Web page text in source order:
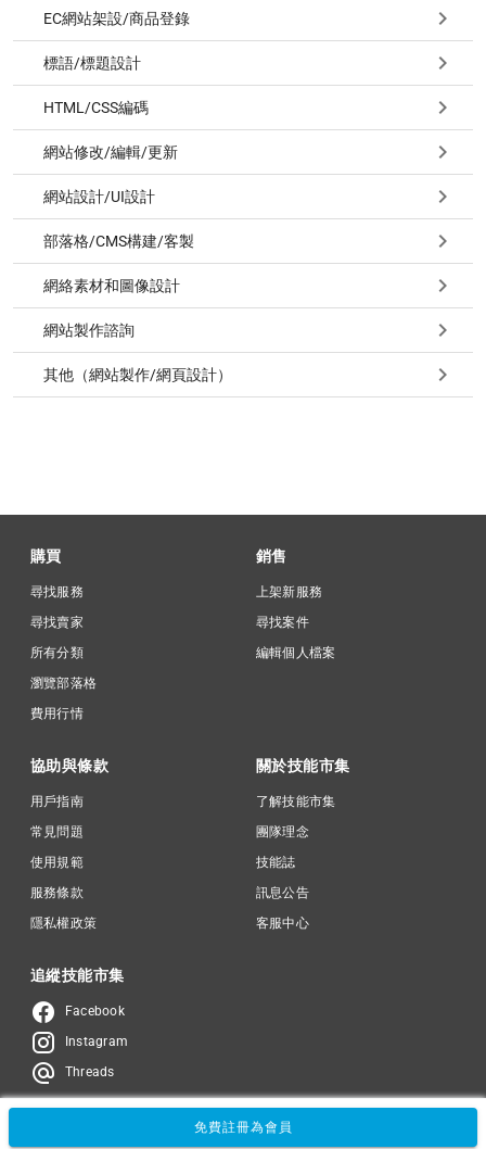
EC網站架設/商品登錄
標語/標題設計
HTML/CSS編碼
網站修改/編輯/更新
網站設計/UI設計
部落格/CMS構建/客製
網絡素材和圖像設計
網站製作諮詢
其他（網站製作/網頁設計）
購買
尋找服務
尋找賣家
所有分類
瀏覽部落格
費用行情
銷售
上架新服務
尋找案件
編輯個人檔案
協助與條款
用戶指南
常見問題
使用規範
服務條款
隱私權政策
關於技能市集
了解技能市集
團隊理念
技能誌
訊息公告
客服中心
追縱技能市集
Facebook
Instagram
Threads
名片盒股份有限公司
免費註冊為會員